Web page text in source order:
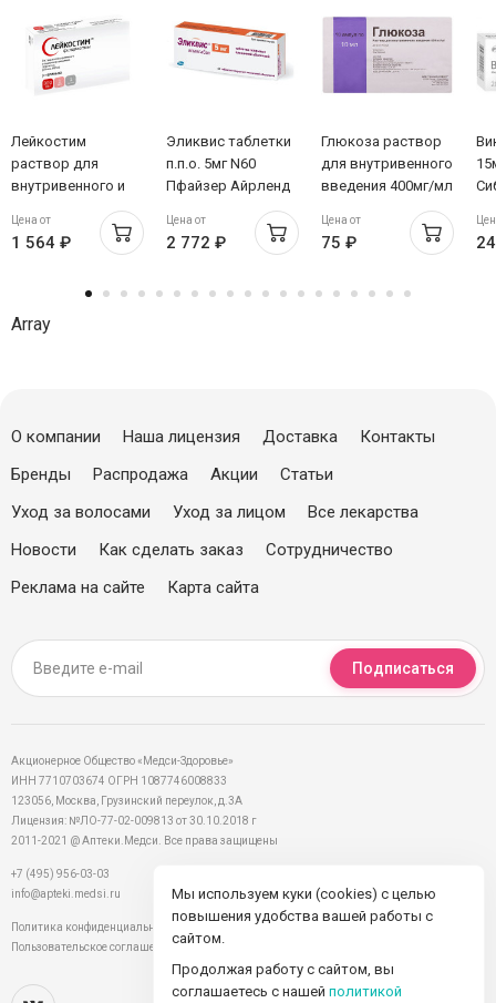
Лейкостим
раствор для
внутривенного и
введения 300мг/мл
30млн МЕ/мл 1мл
Цена от
1 564 ₽
Эликвис таблетки
п.п.о. 5мг N60
Пфайзер Айрленд
Цена от
2 772 ₽
Глюкоза раствор
для внутривенного
введения 400мг/мл
Новосибхимфарм
Цена от
75 ₽
Array
О компании Наша лицензия Доставка
Контакты
Бренды
Распродажа Акции
Статьи
Уход за волосами
Уход за лицом
Все лекарства
Новости
Как сделать заказ
Сотрудничество
Реклама на сайте
Карта сайта
Подписаться
Акционерное Общество «Медси-Здоровье»
ИНН 7710703674 ОГРН 1087746008833
123056, Москва, Грузинский переулок, д.3А
Лицензия: №ЛО-77-02-009813 от 30.10.2018 г
2011-2021 @ Аптеки.Медси. Все права защищены
+7 (495) 956-03-03
info@apteki.medsi.ru
Политика конфиденциальности
Пользовательское соглашение
Мы используем куки (cookies) с целью
повышения удобства вашей работы с
сайтом.
Продолжая работу с сайтом, вы
соглашаетесь с нашей политикой